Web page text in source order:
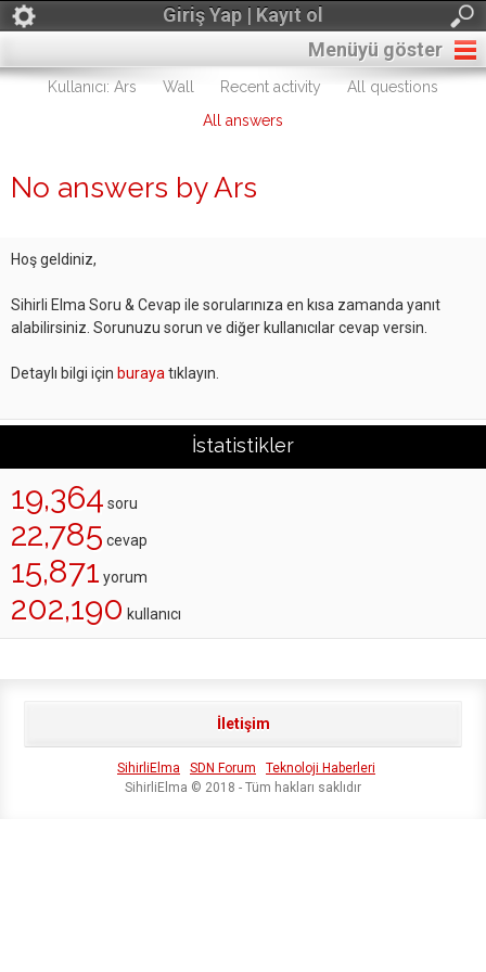
Giriş Yap | Kayıt ol
Menüyü göster
Kullanıcı: Ars Wall Recent activity
All questions
All answers
No answers by Ars
Hoş geldiniz,
Sihirli Elma Soru & Cevap ile sorularınıza en kısa zamanda yanıt
alabilirsiniz. Sorunuzu sorun ve diğer kullanıcılar cevap versin.
Detaylı bilgi için buraya tıklayın.
İstatistikler
19,364 soru
22,785 cevap
15,871 yorum
202,190 kullanıcı
İletişim
SihirliElma SDN Forum
Teknoloji Haberleri
SihirliElma © 2018 - Tüm hakları saklıdır